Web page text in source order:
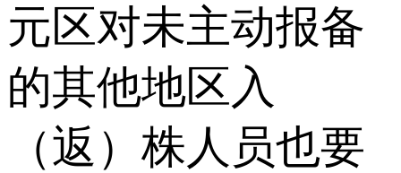
元区对未主动报备
的其他地区入
（返）株人员也要